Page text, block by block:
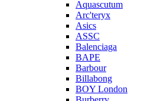
Aquascutum
Arc'teryx
Asics
ASSC
Balenciaga
BAPE
Barbour
Billabong
BOY London